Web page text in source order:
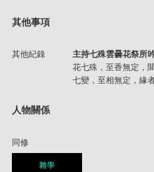
其他事項
其他紀錄 主持七殊雲曇花祭所
花七殊，至香無定，
七變，至相無定，緣
人物關係
同修
雜學